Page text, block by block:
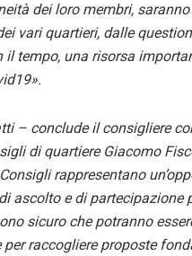
dei loro membri,
vari quartieri, dalle
il tempo, una risorsa
– conclude il consigliere
di quartiere Giacomo
rappresentano
ascolto e di
sicuro che potranno
raccogliere proposte